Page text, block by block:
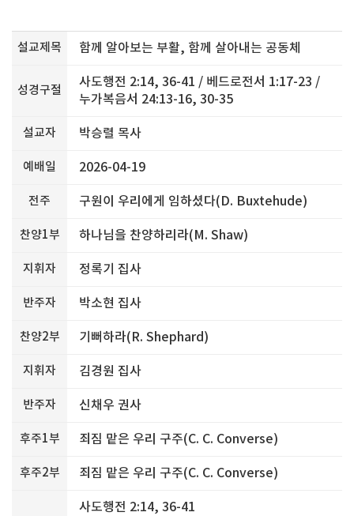
설교제목 함께 알아보는 부활, 함께 살아내는 공동체
성경구절
사도행전 2:14, 36-41 / 베드로전서 1:17-23 /
누가복음서 24:13-16, 30-35
설교자 박승렬 목사
예배일 2026-04-19
전주 구원이 우리에게 임하셨다(D. Buxtehude)
찬양1부 하나님을 찬양하리라(M. Shaw)
지휘자 정록기 집사
반주자 박소현 집사
찬양2부 기뻐하라(R. Shephard)
지휘자 김경원 집사
반주자 신채우 권사
후주1부 죄짐 맡은 우리 구주(C. C. Converse)
후주2부 죄짐 맡은 우리 구주(C. C. Converse)
사도행전 2:14, 36-41